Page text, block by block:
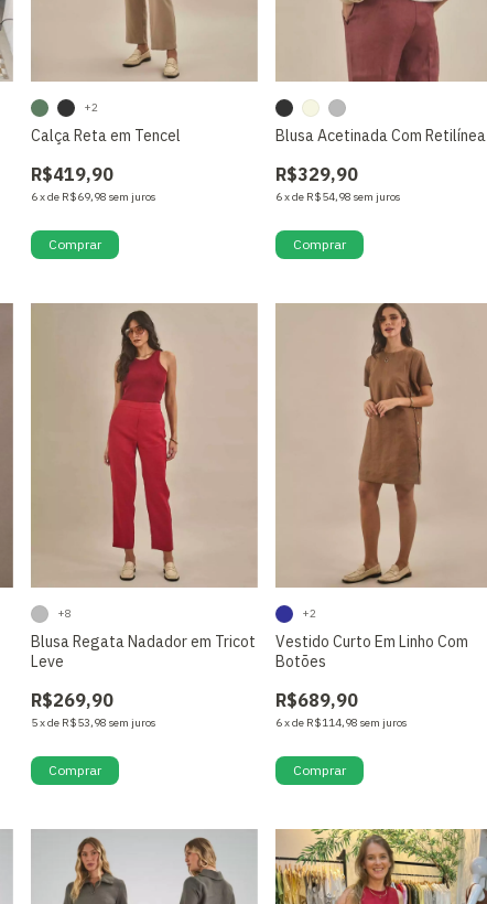
Calça Reta em Tencel
R$419,90
6xde R$69,98 sem juros
+2
Comprar
Blusa Acetinada Com Retilínea
R$329,90
6xde R$54,98 sem juros
Comprar
Blusa Regata Nadador em Tricot
Leve
R$269,90
5xde R$53,98 sem juros
+8
Comprar
Vestido Curto Em Linho Com
Botões
R$689,90
6xde R$114,98 sem juros
+2
Comprar